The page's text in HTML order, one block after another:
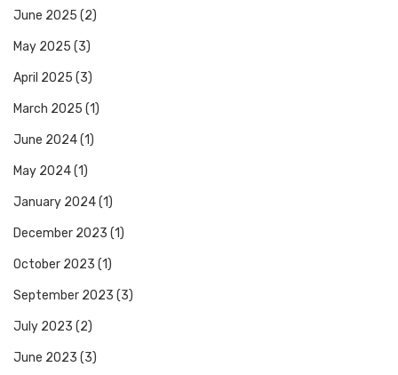
June 2025 (2)
May 2025 (3)
April 2025 (3)
March 2025 (1)
June 2024(1)
May 2024(1)
January 2024(1)
December 2023 (1)
October 2023 (1)
September 2023 (3)
July 2023 (2)
June 2023 (3)